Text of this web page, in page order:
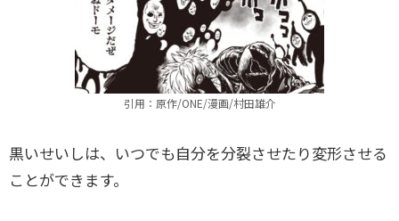
引用：原作/ONE/漫画/村田雄介
黒いせいしは、いつでも自分を分裂させたり変形させる
ことができます。